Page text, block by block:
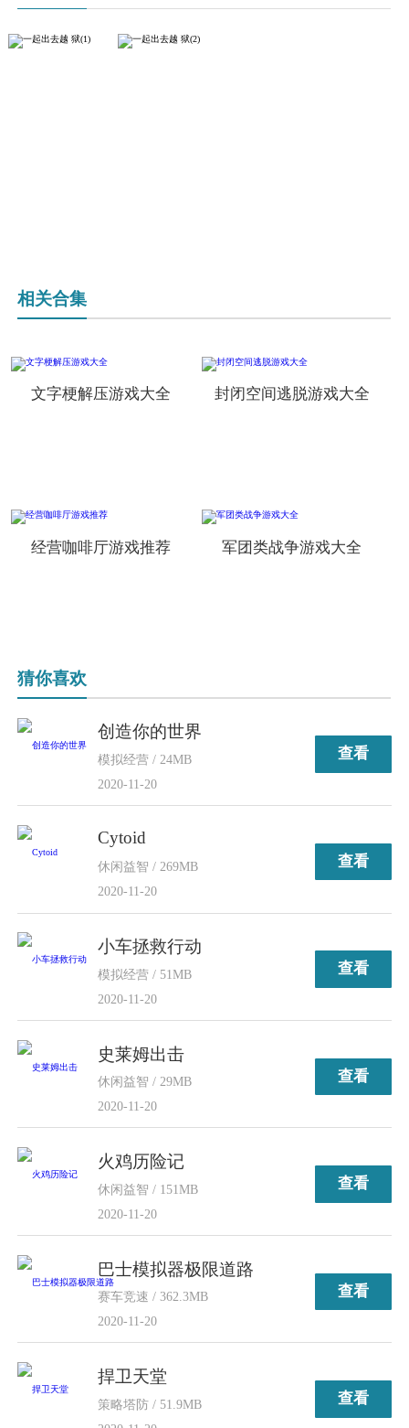
相关合集
文字梗解压游戏大全 封闭空间逃脱游戏大全
经营咖啡厅游戏推荐 军团类战争游戏大全
猜你喜欢
创造你的世界
模拟经营 / 24MB
2020-11-20
查看
Cytoid
休闲益智 / 269MB
2020-11-20
查看
小车拯救行动
模拟经营 / 51MB
2020-11-20
查看
史莱姆出击
休闲益智 / 29MB
2020-11-20
查看
火鸡历险记
休闲益智 / 151MB
2020-11-20
查看
巴士模拟器极限道路
赛车竞速 / 362.3MB
2020-11-20
查看
捍卫天堂
策略塔防 / 51.9MB
查看